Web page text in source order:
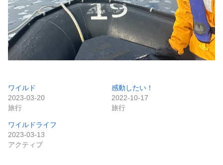
ワイルド
2023-03-20
旅行
感動したい！
2022-10-17
旅行
ワイルドライフ
2023-03-13
アクティブ